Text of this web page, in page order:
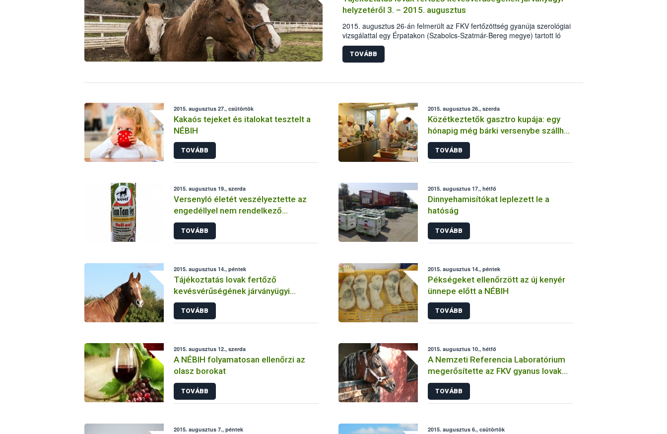
helyzetéről 3. – 2015. augusztus
2015. augusztus 26-án felmerült az FKV fertőzöttség gyanúja szerológiai
vizsgálattal egy Érpatakon (Szabolcs-Szatmár-Bereg megye) tartott ló
esetében.
TOVÁBB
2015. augusztus 27., csütörtök
Kakaós tejeket és italokat tesztelt a
NÉBIH
TOVÁBB
2015. augusztus 26., szerda
Közétkeztetők gasztro kupája: egy
hónapig még bárki versenybe szállhat
a „legjobb konyha” címéért
TOVÁBB
2015. augusztus 19., szerda
Versenyló életét veszélyeztette az
engedéllyel nem rendelkező
készítmény
TOVÁBB
2015. augusztus 17., hétfő
Dinnyehamisítókat leplezett le a
hatóság
TOVÁBB
2015. augusztus 14., péntek
Tájékoztatás lovak fertőző
kevésvérűségének járványügyi
helyzetéről 2. – 2015. augusztus
TOVÁBB
2015. augusztus 14., péntek
Pékségeket ellenőrzött az új kenyér
ünnepe előtt a NÉBIH
TOVÁBB
2015. augusztus 12., szerda
A NÉBIH folyamatosan ellenőrzi az
olasz borokat
TOVÁBB
2015. augusztus 10., hétfő
A Nemzeti Referencia Laboratórium
megerősítette az FKV gyanus lovak
fertőzöttségét
TOVÁBB
2015. augusztus 7., péntek 2015. augusztus 6., csütörtök